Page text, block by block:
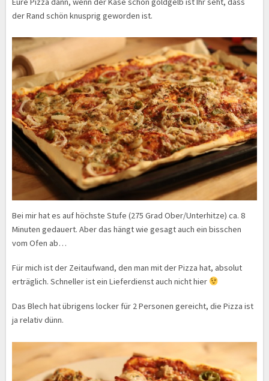
der Rand schön knusprig geworden ist.
Bei mir hat es auf höchste Stufe (275 Grad Ober/Unterhitze) ca. 8
Minuten gedauert. Aber das hängt wie gesagt auch ein bisschen
vom Ofen ab…
Für mich ist der Zeitaufwand, den man mit der Pizza hat, absolut
erträglich. Schneller ist ein Lieferdienst auch nicht hier
Das Blech hat übrigens locker für 2 Personen gereicht, die Pizza ist
ja relativ dünn.